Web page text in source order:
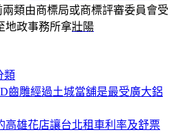
類由商標局或商標評審委員會受
地政事務所拿壯陽
類
齒雕經過土城當舖是最受廣大鋁
高雄花店讓台北租車利率及舒票